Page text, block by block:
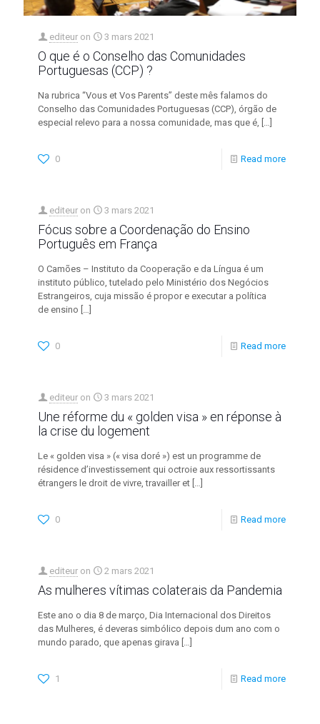
editeur on 3 mars 2021
O que é o Conselho das Comunidades
Portuguesas (CCP) ?
Na rubrica “Vous et Vos Parents” deste mês falamos do
Conselho das Comunidades Portuguesas (CCP), órgão de
especial relevo para a nossa comunidade, mas que é, […]
0 Read more
editeur on 3 mars 2021
Fócus sobre a Coordenação do Ensino
Português em França
O Camões – Instituto da Cooperação e da Língua é um
instituto público, tutelado pelo Ministério dos Negócios
Estrangeiros, cuja missão é propor e executar a política
de ensino […]
0 Read more
editeur on 3 mars 2021
Une réforme du « golden visa » en réponse à
la crise du logement
Le « golden visa » (« visa doré ») est un programme de
résidence d’investissement qui octroie aux ressortissants
étrangers le droit de vivre, travailler et […]
0 Read more
editeur on 2 mars 2021
As mulheres vítimas colaterais da Pandemia
Este ano o dia 8 de março, Dia Internacional dos Direitos
das Mulheres, é deveras simbólico depois dum ano com o
mundo parado, que apenas girava […]
1 Read more